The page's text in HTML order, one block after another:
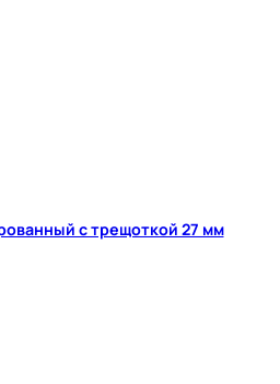
с трещоткой 27 мм